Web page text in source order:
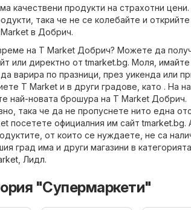
качествени продукти на страхотни цени.
така че не се колебайте и
в Добрич.
на T Market Добрич? Можете да
или директно отtmarket.bg. Моля, имайте
варира по празници, през уикенда или
T Market и в други градове, като . На
най-новата брошура на T Market Добрич.
така че да не пропуснете нито една
посетете официалния им сайтtmarket.bg.
от които се нуждаете, не са
град има и други магазини в категорията
Лидл.
"Супермаркети"